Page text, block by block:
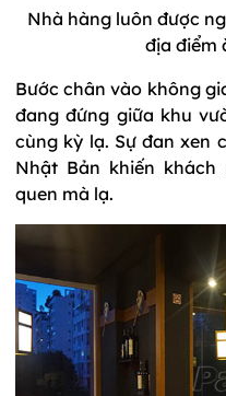
Nhà hàng luôn được
địa điểm
Bước chân vào không
đang đứng giữa khu
cùng kỳ lạ. Sự đan xen
Nhật Bản khiến
quen mà lạ.